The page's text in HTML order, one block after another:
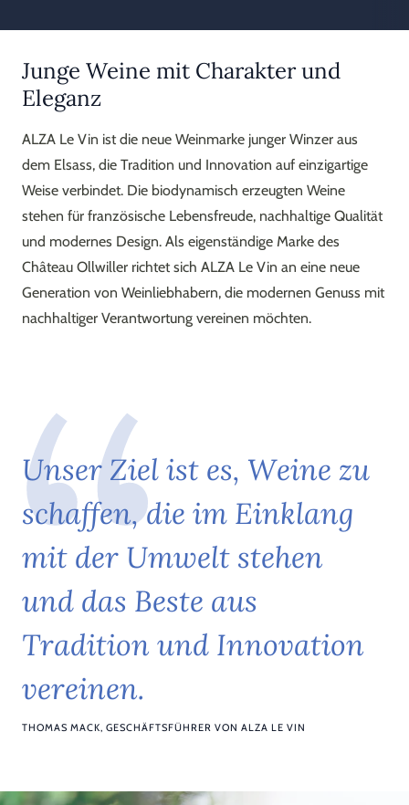
Junge Weine mit Charakter und
Eleganz
ALZA Le Vin ist die neue Weinmarke junger Winzer aus
dem Elsass, die Tradition und Innovation auf einzigartige
Weise verbindet. Die biodynamisch erzeugten Weine
stehen für französische Lebensfreude, nachhaltige Qualität
und modernes Design. Als eigenständige Marke des
Château Ollwiller richtet sich ALZA Le Vin an eine neue
Generation von Weinliebhabern, die modernen Genuss mit
nachhaltiger Verantwortung vereinen möchten.
Unser Zielist es, Weine zu
schaffen,die im Einklang
mit der Umwelt stehen
und das Beste aus
Tradition und Innovation
vereinen.
THOMAS MACK, GESCHÄFTSFÜHRER VON ALZA LE VIN